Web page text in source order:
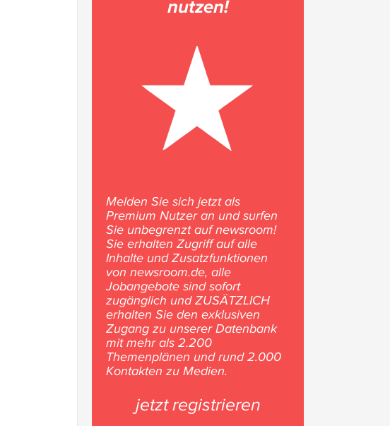
nutzen!
Melden Sie sich jetzt als
Premium Nutzer an und surfen
Sie unbegrenzt auf newsroom!
Sie erhalten Zugriff auf alle
Inhalte und Zusatzfunktionen
von newsroom.de, alle
Jobangebote sind sofort
zugänglich und ZUSÄTZLICH
erhalten Sie den exklusiven
Zugang zu unserer Datenbank
mit mehr als 2.200
Themenplänen und rund 2.000
Kontakten zu Medien.
jetzt registrieren